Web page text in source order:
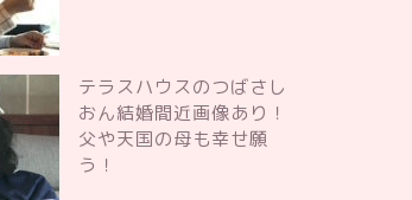
テラスハウスのつばさし
おん結婚間近画像あり！
父や天国の母も幸せ願
う！